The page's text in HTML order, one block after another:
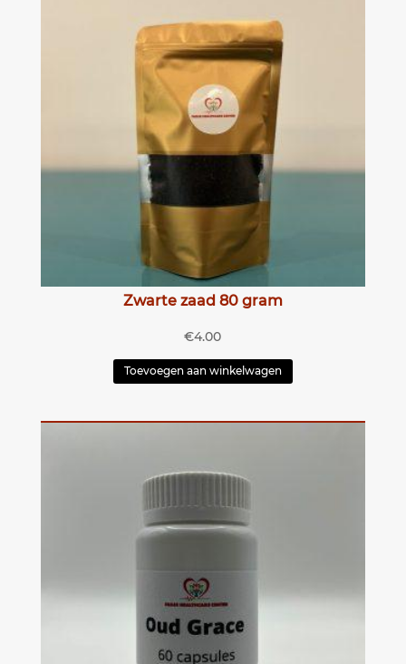
Zwarte zaad 80 gram
€4.00
Toevoegen aan winkelwagen